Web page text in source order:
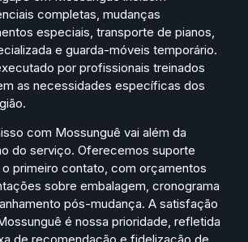
completas, mudanças
especiais, transporte de pianos,
e guarda-móveis temporário.
por profissionais treinados
as necessidades específicas dos
com Mossunguê vai além da
do serviço. Oferecemos suporte
primeiro contato, com orçamentos
sobre embalagem, cronograma
pós-mudança. A satisfação
é nossa prioridade, refletida